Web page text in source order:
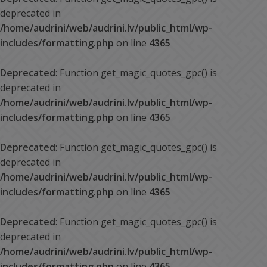
deprecated in
/home/audrini/web/audrini.lv/public_html/wp-
includes/formatting.php on line 4365
Deprecated: Function get_magic_quotes_gpc() is
deprecated in
/home/audrini/web/audrini.lv/public_html/wp-
includes/formatting.php on line 4365
Deprecated: Function get_magic_quotes_gpc() is
deprecated in
/home/audrini/web/audrini.lv/public_html/wp-
includes/formatting.php on line 4365
Deprecated: Function get_magic_quotes_gpc() is
deprecated in
/home/audrini/web/audrini.lv/public_html/wp-